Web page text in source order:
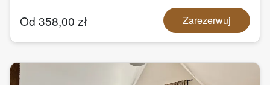
Od 358,00 zł Zarezerwuj